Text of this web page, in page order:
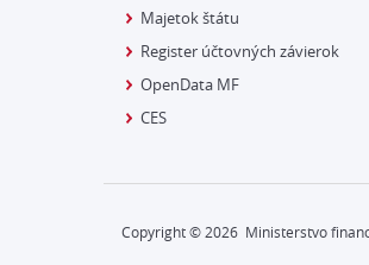
Majetok štátu
Register účtovných závierok
OpenData MF
CES
Copyright © 2026 Ministerstvo